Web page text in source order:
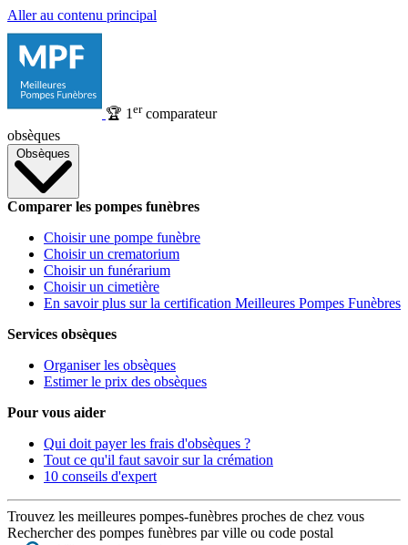
Aller au contenu principal
🏆 1 ercomparateur
obsèques
Obsèques
Comparer les pompes funèbres
Choisir une pompe funèbre
Choisir un crematorium
Choisir un funérarium
Choisir un cimetière
En savoir plus sur la certification Meilleures Pompes Funèbres
Services obsèques
Organiser les obsèques
Estimer le prix des obsèques
Pour vous aider
Qui doit payer les frais d'obsèques ?
Tout ce qu'il faut savoir sur la crémation
10 conseils d'expert
Trouvez les meilleures pompes-funèbres proches de chez vous
Rechercher des pompes funèbres par ville ou code postal